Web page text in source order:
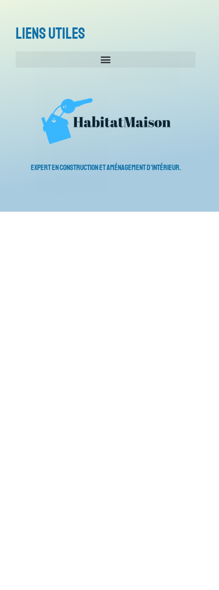
Liens utiles
Expert en construction et aménagement d’intérieur.